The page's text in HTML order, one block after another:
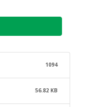
1094
56.82 KB